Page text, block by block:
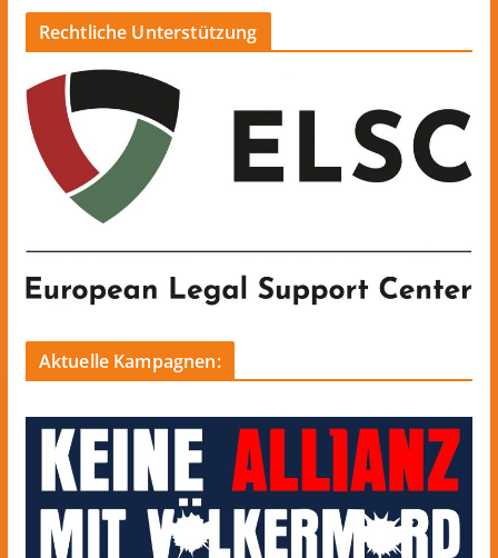
Rechtliche Unterstützung
Aktuelle Kampagnen: